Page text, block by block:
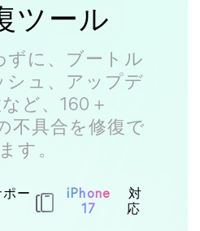
ツール
ずに、ブートル
シュ、アップデ
ど、160＋
不具合を修復で
す。
ー
iPhone
17
対
応